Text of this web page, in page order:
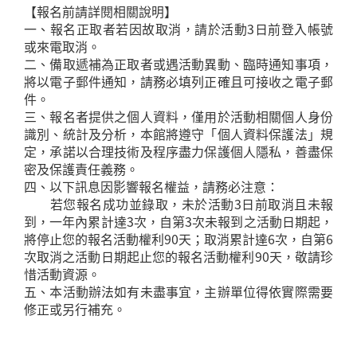
【報名前請詳閱相關說明】
一、報名正取者若因故取消，請於活動3日前登入帳號
或來電取消。
二、備取遞補為正取者或遇活動異動、臨時通知事項，
將以電子郵件通知，請務必填列正確且可接收之電子郵
件。
三、報名者提供之個人資料，僅用於活動相關個人身份
識別、統計及分析，本館將遵守「個人資料保護法」規
定，承諾以合理技術及程序盡力保護個人隱私，善盡保
密及保護責任義務。
四、以下訊息因影響報名權益，請務必注意：
若您報名成功並錄取，未於活動3日前取消且未報
到，一年內累計達3次，自第3次未報到之活動日期起，
將停止您的報名活動權利90天；取消累計達6次，自第6
次取消之活動日期起止您的報名活動權利90天，敬請珍
惜活動資源。
五、本活動辦法如有未盡事宜，主辦單位得依實際需要
修正或另行補充。